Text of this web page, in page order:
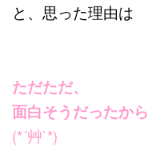
と、思った理由は
ただただ、
面白そうだったから
(*´艸`*)